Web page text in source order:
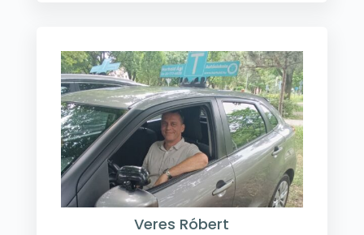
Veres Róbert